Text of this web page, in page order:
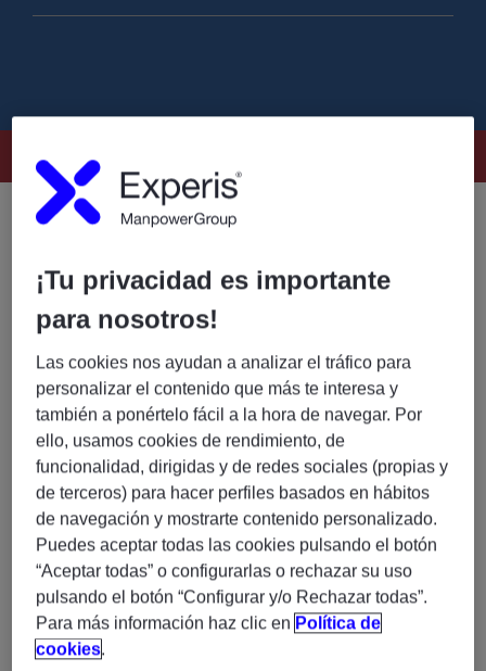
¿Quiénes somos?
Experis, somos una compañía especializada en servicios
profesionales y gestión de proyectos IT asociados a
nuestras 3 prácticas: Business Transformation, Cloud &
Infrastructure y Enterprise Applications. En la actualidad
combinamos nuestras soluciones tecnológicas con las
habilidades más demandadas del mercado. Además,
proporcionamos formación especializada asociada a las
líneas de servicio antes mencionadas. Contamos con una
plantilla de más de 1.800 profesionales especializados en IT
en España y presencia internacional en 54 países.
¿Qué buscamos?
En Experis buscamos un/aCustom Software Engineer
(H/M/X)
¡Tu privacidad es importante
para nosotros!
Las cookies nos ayudan a analizar el tráfico para
personalizar el contenido que más te interesa y
también a ponértelo fácil a la hora de navegar. Por
ello, usamos cookies de rendimiento, de
funcionalidad, dirigidas y de redes sociales (propias y
de terceros) para hacer perfiles basados en hábitos
de navegación y mostrarte contenido personalizado.
Puedes aceptar todas las cookies pulsando el botón
“Aceptar todas” o configurarlas o rechazar su uso
pulsando el botón “Configurar y/o Rechazar todas”.
Para más información haz clic en Política de
cookies.